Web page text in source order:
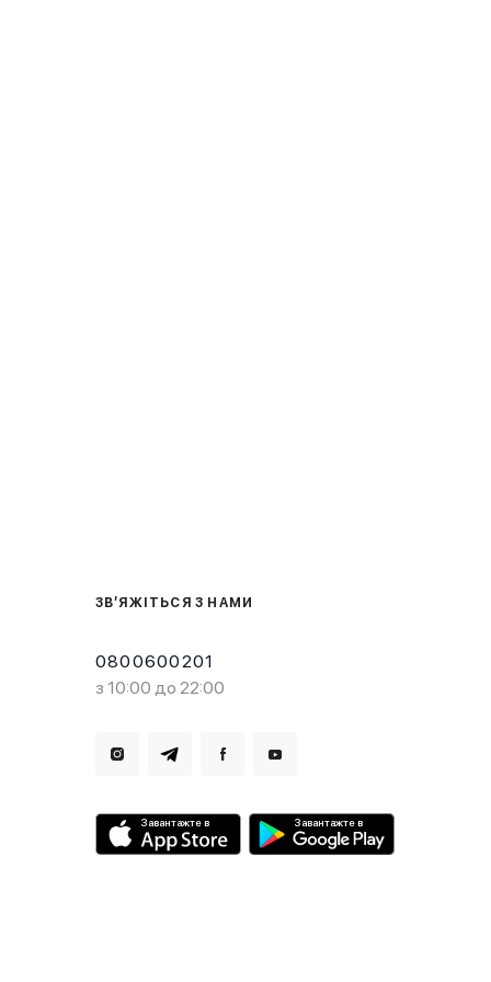
ЗВ’ЯЖІТЬСЯ З НАМИ
0800600201
з 10:00 до 22:00
Завантажте в Завантажте в